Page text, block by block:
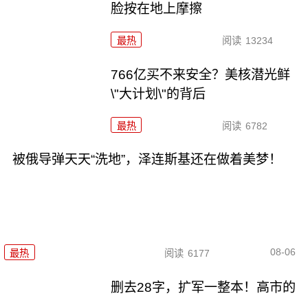
脸按在地上摩擦
最热 阅读 13234
766亿买不来安全？美核潜光鲜
\"大计划\"的背后
最热 阅读 6782
被俄导弹天天“洗地”，泽连斯基还在做着美梦！
最热 阅读 6177 08-06
删去28字，扩军一整本！高市的